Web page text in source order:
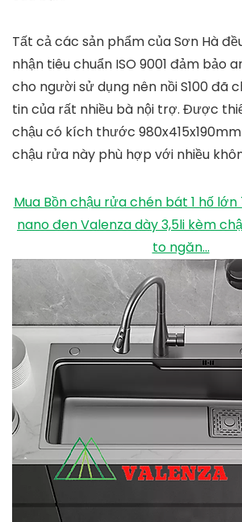
Tất cả các sản phẩm của Sơn Hà
nhận tiêu chuẩn ISO 9001 đảm bảo
cho người sử dụng nên nồi S100 đã
tin của rất nhiều bà nội trợ. Được
chậu có kích thước
chậu rửa này phù hợp với nhiều
Mua Bồn chậu rửa chén bát 1 hố
nano đen Valenza dày 3,5li kèm
to ngăn...